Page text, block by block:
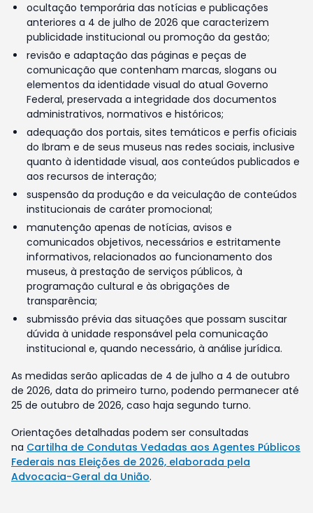
ocultação temporária das notícias e publicações
anteriores a 4 de julho de 2026 que caracterizem
publicidade institucional ou promoção da gestão;
revisão e adaptação das páginas e peças de
comunicação que contenham marcas, slogans ou
elementos da identidade visual do atual Governo
Federal, preservada a integridade dos documentos
administrativos, normativos e históricos;
adequação dos portais, sites temáticos e perfis oficiais
do Ibram e de seus museus nas redes sociais, inclusive
quanto à identidade visual, aos conteúdos publicados e
aos recursos de interação;
suspensão da produção e da veiculação de conteúdos
institucionais de caráter promocional;
manutenção apenas de notícias, avisos e
comunicados objetivos, necessários e estritamente
informativos, relacionados ao funcionamento dos
museus, à prestação de serviços públicos, à
programação cultural e às obrigações de
transparência;
submissão prévia das situações que possam suscitar
dúvida à unidade responsável pela comunicação
institucional e, quando necessário, à análise jurídica.
As medidas serão aplicadas de 4 de julho a 4 de outubro
de 2026, data do primeiro turno, podendo permanecer até
25 de outubro de 2026, caso haja segundo turno.
Orientações detalhadas podem ser consultadas
na Cartilha de Condutas Vedadas aos Agentes Públicos
Federais nas Eleições de 2026, elaborada pela
Advocacia-Geral da União.